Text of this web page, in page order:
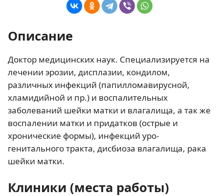
Описание
Доктор медицинских наук. Специализируется на
лечении эрозии, дисплазии, кондилом,
различных инфекций (папилломавирусной,
хламидийной и пр.) и воспалительных
заболеваний шейки матки и влагалища, а так же
воспалении матки и придатков (острые и
хронические формы), инфекций уро-
генитального тракта, дисбиоза влагалища, рака
шейки матки.
Клиники (места работы)